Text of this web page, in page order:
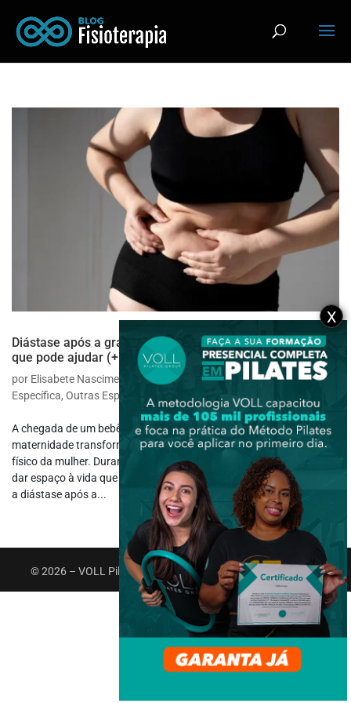
Diástase após a gravidez? Veja 3 exercícios de Pilates
que pode ajudar (+ Benefícios)
por Elisabete Nascimento Padilha| maio 19, 2025|Fisioterapia
Específica, Outras Especialidades
A chegada de um bebê muda tudo, inclusive o corpo. A
maternidade transforma a rotina, os sentimentos e cada detalhe
físico da mulher. Durante a gestação, o abdômen se adapta para
dar espaço à vida que cresce ali. E entre tantas mudanças naturais,
a diástase após a...
© 2026 – VOLL Pilates Group. Todos os direitos reservados.
X